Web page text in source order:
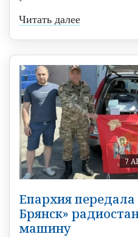
Читать далее
7
Епархия
Брянск»
машину